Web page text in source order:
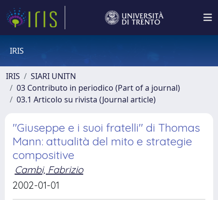
IRIS
IRIS
SIARI UNITN
03 Contributo in periodico (Part of a journal)
03.1 Articolo su rivista (Journal article)
"Giuseppe e i suoi fratelli" di Thomas
Mann: attualità del mito e strategie
compositive
Cambi, Fabrizio
2002-01-01